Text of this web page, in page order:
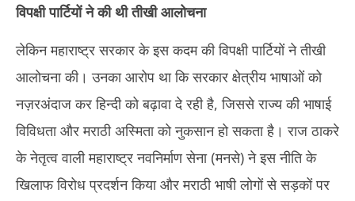
विपक्षी पार्टियों ने की थी तीखी आलोचना
लेकिन महाराष्ट्र सरकार के इस कदम की विपक्षी पार्टियों ने तीखी
आलोचना की। उनका आरोप था कि सरकार क्षेत्रीय भाषाओं को
नज़रअंदाज कर हिन्दी को बढ़ावा दे रही है, जिससे राज्य की भाषाई
विविधता और मराठी अस्मिता को नुकसान हो सकता है। राज ठाकरे
के नेतृत्व वाली महाराष्ट्र नवनिर्माण सेना (मनसे) ने इस नीति के
खिलाफ विरोध प्रदर्शन किया और मराठी भाषी लोगों से सड़कों पर